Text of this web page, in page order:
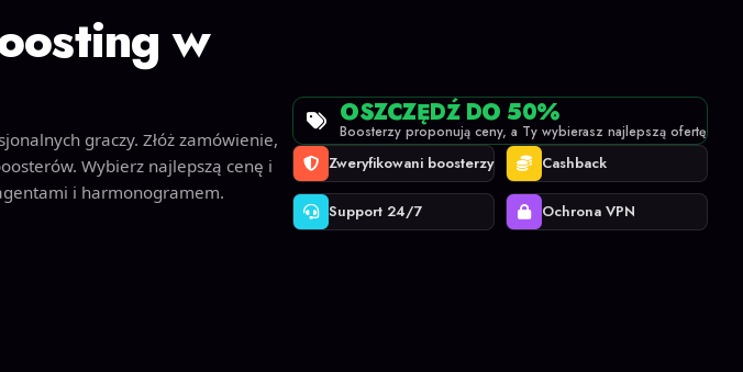
w
graczy. Złóż zamówienie,
Wybierz najlepszą cenę i
i harmonogramem.
OSZCZĘDŹ DO 50%
Boosterzy proponują ceny, a Ty wybierasz najlepszą ofertę
Zweryfikowani boosterzy Cashback
Support 24/7 Ochrona VPN